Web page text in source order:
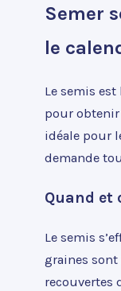
Semer
le
Le semis
pour
idéale pour
demande
Quand et
Le semis
graines sont
recouvertes